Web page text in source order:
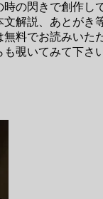
の閃きで創作し
文解説、あとがき
無料でお読みいた
も覗いてみて下さ